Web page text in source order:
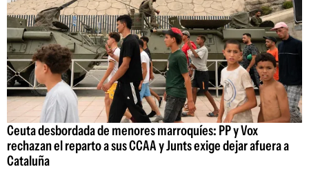
Ceuta desbordada de menores marroquíes: PP y Vox
rechazan el reparto a sus CCAA y Junts exige dejar afuera a
Cataluña